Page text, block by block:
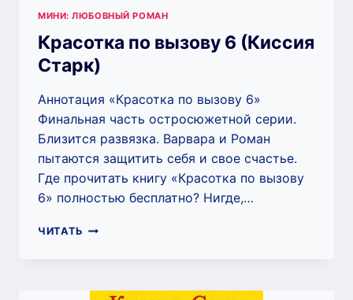
МИНИ: ЛЮБОВНЫЙ РОМАН
Красотка по вызову 6 (Киссия
Старк)
Аннотация «Красотка по вызову 6»
Финальная часть остросюжетной серии.
Близится развязка. Варвара и Роман
пытаются защитить себя и свое счастье.
Где прочитать книгу «Красотка по вызову
6» полностью бесплатно? Нигде,…
ЧИТАТЬ КРАСОТКА
(КИССИЯ